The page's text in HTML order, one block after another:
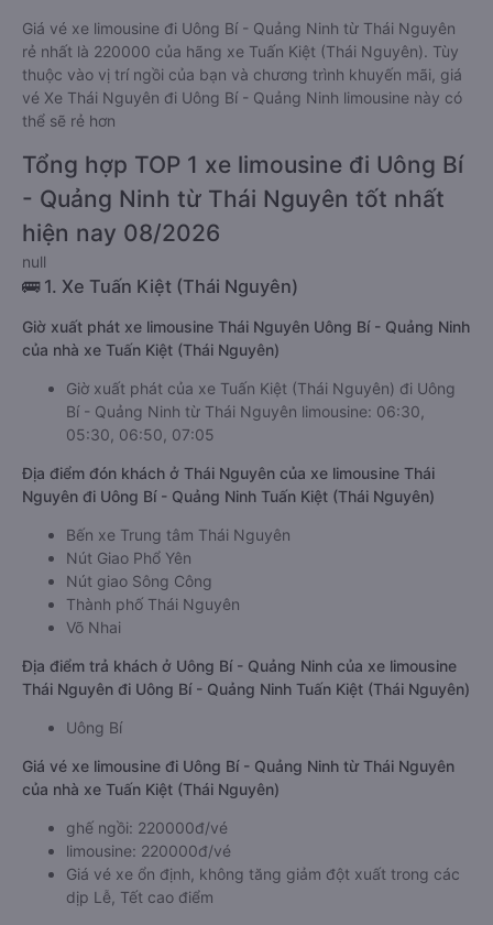
Giá vé xe limousine đi Uông Bí - Quảng Ninh từ Thái Nguyên
rẻ nhất là 220000 của hãng xe Tuấn Kiệt (Thái Nguyên). Tùy
thuộc vào vị trí ngồi của bạn và chương trình khuyến mãi, giá
vé Xe Thái Nguyên đi Uông Bí - Quảng Ninh limousine này có
thể sẽ rẻ hơn
Tổng hợp TOP 1 xe limousine đi Uông Bí
- Quảng Ninh từ Thái Nguyên tốt nhất
hiện nay 08/2026
null
🚌 1. Xe Tuấn Kiệt (Thái Nguyên)
Giờ xuất phát xe limousine Thái Nguyên Uông Bí - Quảng Ninh
của nhà xe Tuấn Kiệt (Thái Nguyên)
Giờ xuất phát của xe Tuấn Kiệt (Thái Nguyên) đi Uông
Bí - Quảng Ninh từ Thái Nguyên limousine: 06:30,
05:30, 06:50, 07:05
Địa điểm đón khách ở Thái Nguyên của xe limousine Thái
Nguyên đi Uông Bí - Quảng Ninh Tuấn Kiệt (Thái Nguyên)
Bến xe Trung tâm Thái Nguyên
Nút Giao Phổ Yên
Nút giao Sông Công
Thành phố Thái Nguyên
Võ Nhai
Địa điểm trả khách ở Uông Bí - Quảng Ninh của xe limousine
Thái Nguyên đi Uông Bí - Quảng Ninh Tuấn Kiệt (Thái Nguyên)
Uông Bí
Giá vé xe limousine đi Uông Bí - Quảng Ninh từ Thái Nguyên
của nhà xe Tuấn Kiệt (Thái Nguyên)
ghế ngồi: 220000đ/vé
limousine: 220000đ/vé
Giá vé xe ổn định, không tăng giảm đột xuất trong các
dịp Lễ, Tết cao điểm